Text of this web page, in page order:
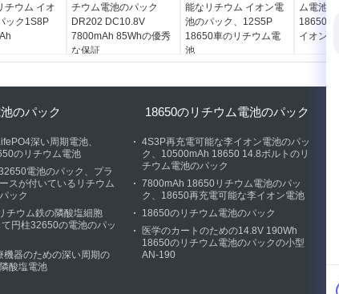
チウム イオ
ック1S8P
チウム電池のパック
DR202 DC10.8V
7800mAh 85Whの優秀
な保証
能なリチウム イオン電
池のパック、12S5P
18650車のリチウム電
池
ム電池の
18650再
イオン電
のパック
深い周期電池、
のリチウム電池
電池のパック、プラ
スが付いているリチウム
ック
チウム鉄の隣酸塩細胞
円柱32650の電池のパッ
機器のための深い周期の
酸塩電池
18650のリチウム電池のパック
4S3P再充電可能な李イオン電池のパッ
ク、10500mAh 18650 14.8ボルトのリ
チウム電池のパック
7800mAh 18650リチウム電池のパッ
ク、18650再充電可能な李イオン電池
18650のリチウム電池のパック
医学のカートのための14.8V 190Wh
18650のリチウム電池のパックの小型
AN-190